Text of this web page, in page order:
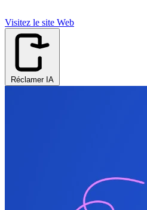
Visitez le site Web
Réclamer IA